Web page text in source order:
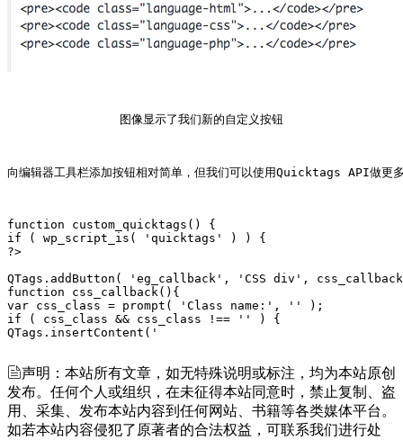
图像显示了我们新的自定义按钮
向编辑器工具栏添加按钮相对简单，但我们可以使用Quicktags API做更
function custom_quicktags() {
if ( wp_script_is( 'quicktags' ) ) {
?>
QTags.addButton( 'eg_callback', 'CSS div',
function css_callback(){
var css_class = prompt( 'Class name:', '' );
if ( css_class && css_class !== '' ) {
QTags.insertContent('
声明：本站所有文章，如无特殊说明或标注，均为本站原创
发布。任何个人或组织，在未征得本站同意时，禁止复制、盗
用、采集、发布本站内容到任何网站、书籍等各类媒体平台。
如若本站内容侵犯了原著者的合法权益，可联系我们进行处